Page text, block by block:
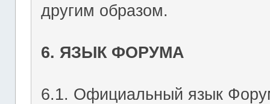
другим образом.
6. ЯЗЫК ФОРУМА
6.1. Официальный язык